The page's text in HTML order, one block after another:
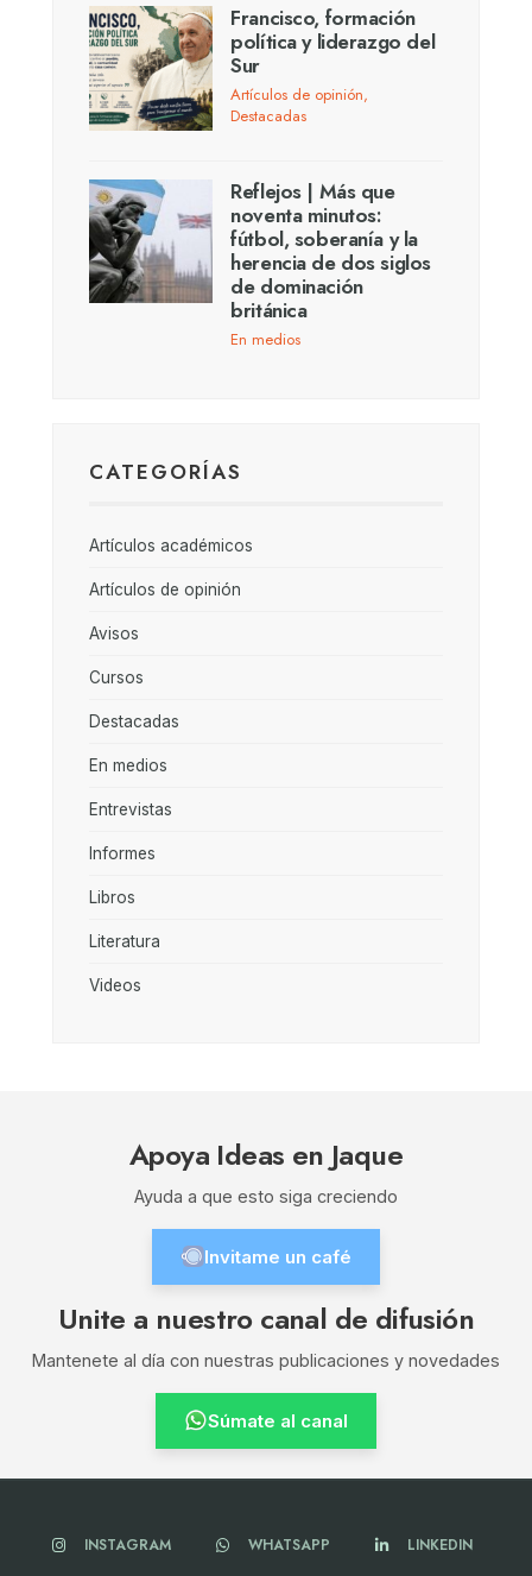
Francisco, formación
política y liderazgo del
Sur
Artículos de opinión,
Destacadas
Reflejos | Más que
noventa minutos:
fútbol, soberanía y la
herencia de dos siglos
de dominación
británica
En medios
CATEGORÍAS
Artículos académicos
Artículos de opinión
Avisos
Cursos
Destacadas
En medios
Entrevistas
Informes
Libros
Literatura
Videos
Apoya Ideas en Jaque
Ayuda a que esto siga creciendo
Invitame un café
Unite a nuestro canal de difusión
Mantenete al día con nuestras publicaciones y novedades
Súmate al canal
INSTAGRAM WHATSAPP LINKEDIN